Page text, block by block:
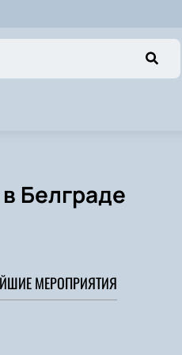
Белграде
МЕРОПРИЯТИЯ